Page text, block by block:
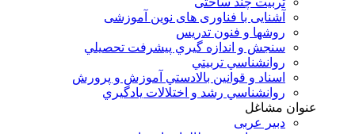
آشنایی با فناوری های نوین آموزشی
روشها و فنون تدريس
سنجش و اندازه گيري پيشرفت تحصيلي
روانشناسي تربيتي
اسناد و قوانين بالادستي آموزش و پرورش
روانشناسي رشد و اختلالات يادگيري
عنوان مشاغل
دبير عربی